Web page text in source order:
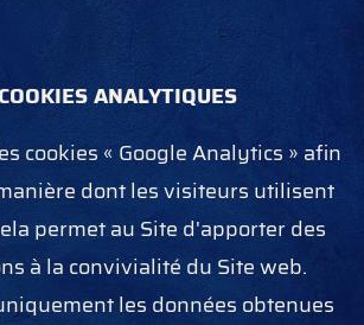
ANALYTIQUES
cookies « Google Analytics » afin
dont les visiteurs utilisent
permet au Site d'apporter des
à la convivialité du Site web.
les données obtenues